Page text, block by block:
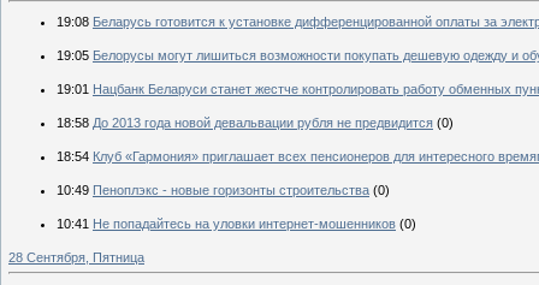
19:08 Беларусь готовится к установке дифференцированной оплаты за
19:05 Белорусы могут лишиться возможности покупать дешевую одежду и
19:01 Нацбанк Беларуси станет жестче контролировать работу обменных
18:58 До 2013 года новой девальвации рубля не предвидится (0)
18:54 Клуб «Гармония» приглашает всех пенсионеров для интересного
10:49 Пеноплэкс - новые горизонты строительства (0)
10:41 Не попадайтесь на уловки интернет-мошенников (0)
28 Сентября, Пятница